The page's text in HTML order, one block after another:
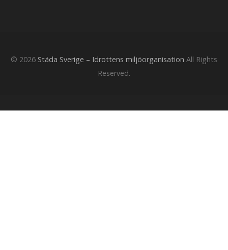
© 2026 Städa Sverige – Idrottens miljöorganisation All Rights
Reserved.